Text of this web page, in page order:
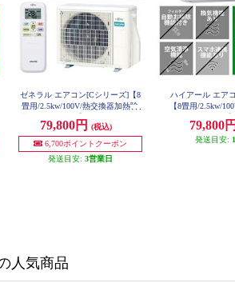
ゼネラル エアコン[Cシリーズ]【8
畳用/2.5kw/100V/熱交換器加熱除
SET
79,800円
(税込)
6,700ポイントクーポン
発送目安: 3営業日
ハイアール エア
【8畳用/2.5kw/
SET
79,800円
発送目安:
人気商品